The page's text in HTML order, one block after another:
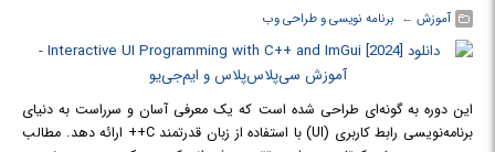
آموزش ← ‏ برنامه نویسی و طراحی وب
این دوره به گونه‌ای طراحی شده است که یک معرفی آسان و سرراست به دنیای
برنامه‌نویسی رابط کاربری (UI) با استفاده از زبان قدرتمند C++ ارائه دهد. مطالب